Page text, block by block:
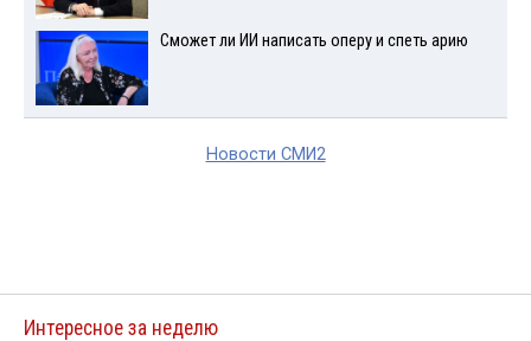
Сможет ли ИИ написать оперу и спеть арию
Новости СМИ2
Интересное за неделю